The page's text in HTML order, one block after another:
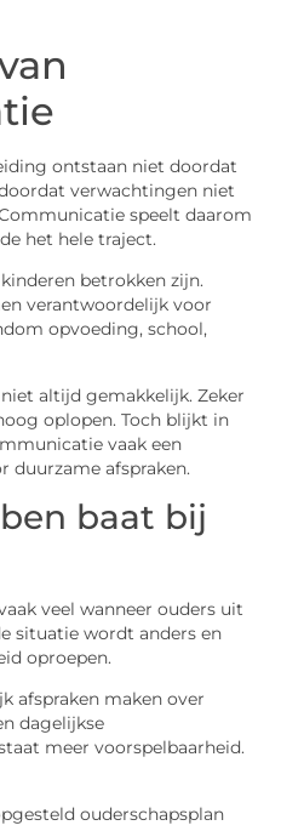
ontstaan niet doordat
verwachtingen niet
speelt daarom
het hele traject.
betrokken zijn.
verantwoordelijk voor
opvoeding, school,
altijd gemakkelijk. Zeker
oplopen. Toch blijkt in
vaak een
duurzame afspraken.
baat bij
veel wanneer ouders uit
situatie wordt anders en
oproepen.
afspraken maken over
dagelijkse
meer voorspelbaarheid.
ouderschapsplan